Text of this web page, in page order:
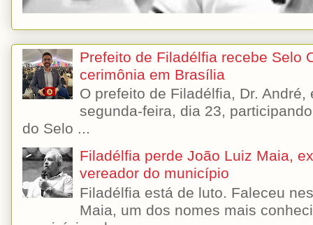
Prefeito de Filadélfia recebe Selo
cerimônia em Brasília
O prefeito de Filadélfia, Dr.
segunda-feira, dia 23,
do Selo ...
Filadélfia perde João Luiz Maia,
vereador do município
Filadélfia está de luto. Faleceu
Maia, um dos nomes mais